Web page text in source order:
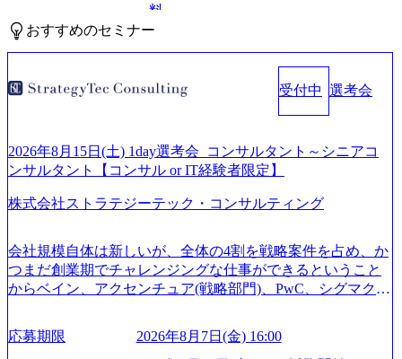
料
おすすめのセミナー
受付中 選考会
2026年8月15日(土) 1day選考会_コンサルタント～シニアコ
ンサルタント【コンサル or IT経験者限定】
株式会社ストラテジーテック・コンサルティング
会社規模自体は新しいが、全体の4割を戦略案件を占め、か
つまだ創業期でチャレンジングな仕事ができるということ
からベイン、アクセンチュア(戦略部門)、PwC、シグマクシ
が続々ジョインするピュアな戦略を伸ばす新興ファーム。
事業会社機能へ携われる可能性※SaaSプロダクト、地方創
応募期限
2026年8月7日(金) 16:00